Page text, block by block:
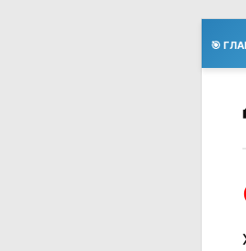
🎯